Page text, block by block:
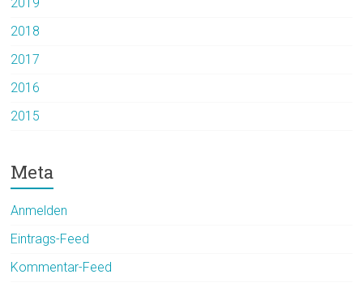
2018
2017
2016
2015
Meta
Anmelden
Eintrags-Feed
Kommentar-Feed